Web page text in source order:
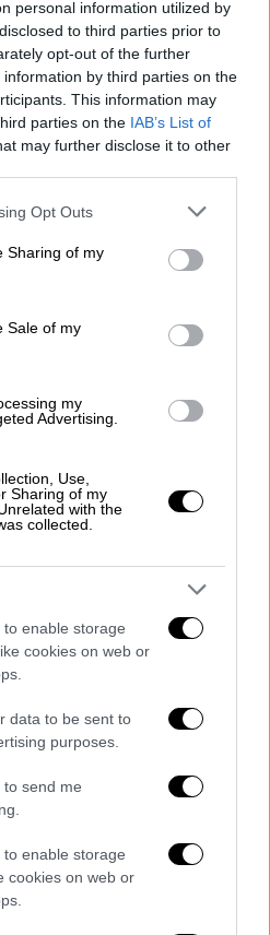
personal information utilized by
to third parties prior to
opt-out of the further
by third parties on the
This information may
parties on the IAB’s List of
may further disclose it to other
app uses one or more Google
behaviour. You may click to
and its third-party tags to
purposes in below Google
Opt Outs
Sharing of my
Sale of my
my
Advertising.
Use,
Sharing of my
with the
collected.
enable storage
cookies on web or
data to be sent to
purposes.
to send me
enable storage
cookies on web or
σκαφών. Οι
Σελίνου που
του Προγράμματος και
κάθε χρόνο από τη
στο Πρόγραμμα είναι:
Παραλία
Παραλία
και Παραλία Σούγια -
ακτές, η Ελλάδα
Πρώτος νομός στην
νομός Χαλκιδικής, με
της
Κρήτης
με 146 σημαίες.
αρχή
σταθερή ανοδική
βραβευμένων ακτών
να ξεπερνούν
στο σύνολο των 52
στο Πρόγραμμα, η
15% των βραβευμένων
διεθνώς
ποιότητας στον κόσμο
κριτήρια σε
μαρίνες. Απαραίτητη
μίας ακτής με
είναι η ποιότητα
«Εξαιρετική».